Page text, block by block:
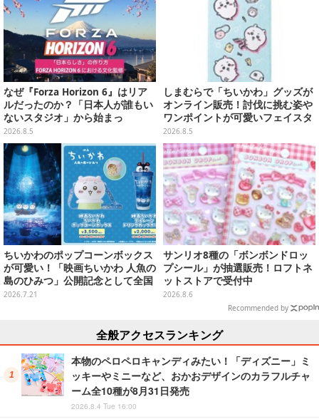
なぜ『Forza Horizon 6』はリア
ルだったのか？「日本人が誰もい
ないスタジオ」から始まっ
た、“生活感のある日本"の作り方
【CEDEC2026】
2026.8.5
しまむらで「ちいかわ」グッズが
オンライン販売！討伐に挑む姿や
ワンポイントが可愛いフェイスタ
オル、バスマットなど全14種
2026.8.5
ちいかわのポップコーンボックス
が可愛い！「映画ちいかわ 人魚の
島のひみつ」公開記念として全国
劇場で販売決定、セイレーンドリ
2026.7.21
サンリオ8種の「ボンボンドロッ
プシール」が抽選販売！ロフトネ
ットストアで受付中
2026.8.6
Recommended by
全般アクセスランキング
本物のペロペロキャンディみたい！「ディズニー」ミ
ッキーやミニーなど、おかおデザインのカラフルチャ
ーム全10種が8月31日発売
2026.8.4 Tue 16:00